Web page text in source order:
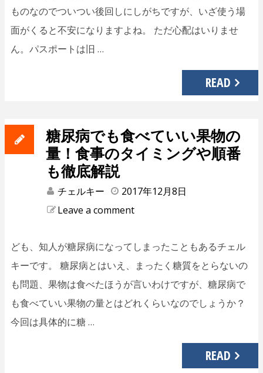
ものなのでついつい後回しにしがちですが、いざ使う場
面がくると不安になりますよね。 ただ心配はいりませ
ん。パスポートは旧 …
READ
糖尿病でも食べていい果物の
量！食事のタイミングや順番
も徹底解説
チェルキー
2017年12月8日
Leave a comment
ども、知人が糖尿病になってしまったこともあるチェル
キーです。 糖尿病とはいえ、まったく糖質をとらないの
も問題、果物は食べたほうが言いわけですが、糖尿病で
も食べていい果物の量とはどれくらいなのでしょうか？
今回は具体的に糖 …
READ